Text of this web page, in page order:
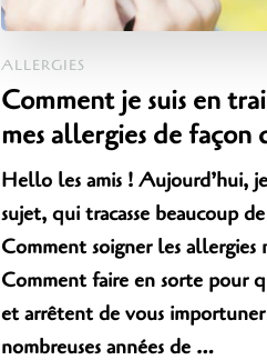
ALLERGIES
Comment je suis en
mes allergies de façon
Hello les amis ! Aujourd’hui,
sujet, qui tracasse beaucoup
Comment soigner les
Comment faire en sorte pour
et arrêtent de vous
nombreuses années de …